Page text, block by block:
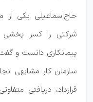
حاج‌اسماعیلی یکی از
شرکتی را کسر
پیمانکاری دانست و
سازمان کار مشابهی
قرارداد، دریافتی